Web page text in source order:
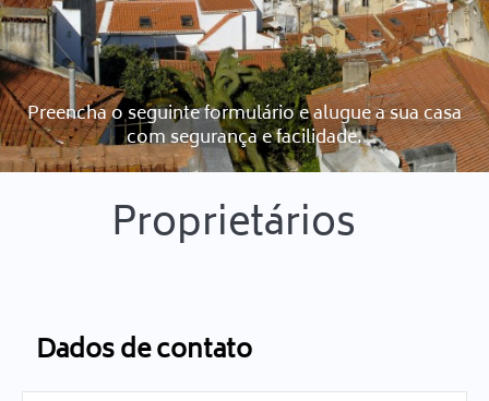
Preencha o seguinte formulário e alugue a sua casa
com segurança e facilidade.
Proprietários
Dados de contato